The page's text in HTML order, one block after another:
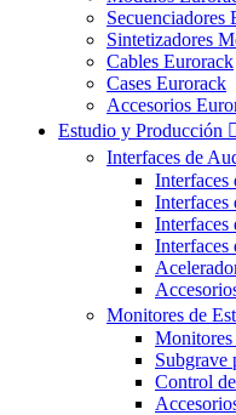
Secuenciadores
Sintetizadores
Cables Eurorack
Cases Eurorack
Accesorios
Estudio y Producción 
Interfaces de
Interfaces
Monitores de
Subgrave
Control